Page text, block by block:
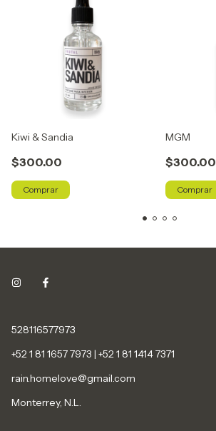
Kiwi & Sandia
$300.00
Comprar
MGM
$300.00
Comprar
528116577973
+52 1 81 1657 7973 | +52 1 81 1414 7371
rain.homelove@gmail.com
Monterrey, N.L.